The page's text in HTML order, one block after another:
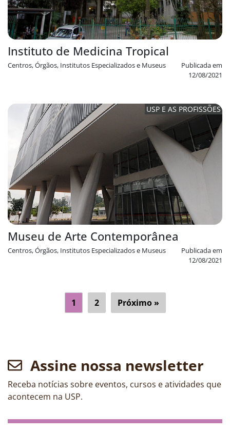
Instituto de Medicina Tropical
Publicada em
12/08/2021
Centros, Órgãos, Institutos Especializados e Museus
USP E AS PROFISSÕES
Museu de Arte Contemporânea
Publicada em
12/08/2021
Centros, Órgãos, Institutos Especializados e Museus
1 2 Próximo »
Assine nossa newsletter
Receba notícias sobre eventos, cursos e atividades que
acontecem na USP.